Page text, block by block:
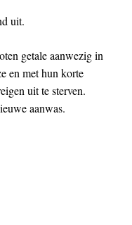
uit.
getale aanwezig in
en met hun korte
uit te sterven.
aanwas.